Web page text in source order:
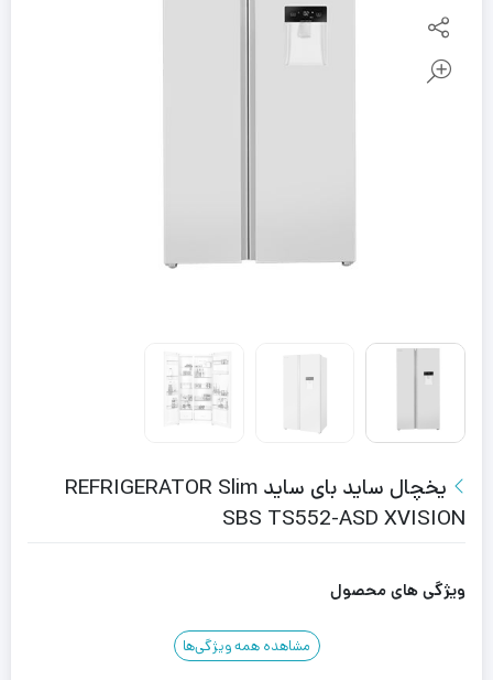
یخچال ساید بای ساید REFRIGERATOR Slim
SBS TS552-ASD XVISION
ویژگی های محصول
مشاهده همه ویژگی‌ها